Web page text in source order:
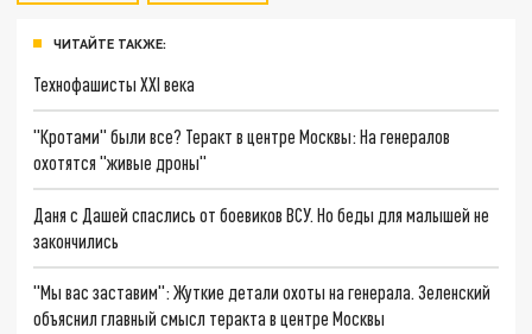
ЧИТАЙТЕ ТАКЖЕ:
Технофашисты XXI века
"Кротами" были все? Теракт в центре Москвы: На генералов
охотятся "живые дроны"
Даня с Дашей спаслись от боевиков ВСУ. Но беды для малышей не
закончились
"Мы вас заставим": Жуткие детали охоты на генерала. Зеленский
объяснил главный смысл теракта в центре Москвы